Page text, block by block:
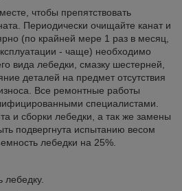
чтобы препятствовать
Периодически очищайте канат и
(по крайней мере 1 раз в месяц,
- чаще) необходимо
вида лебедки, смазку шестерней,
деталей на предмет отсутствия
Все ремонтные работы
специалистами.
и сборки лебедки, а так же замены
подвергнута испытанию весом
лебедки на 25%.
лебедку.